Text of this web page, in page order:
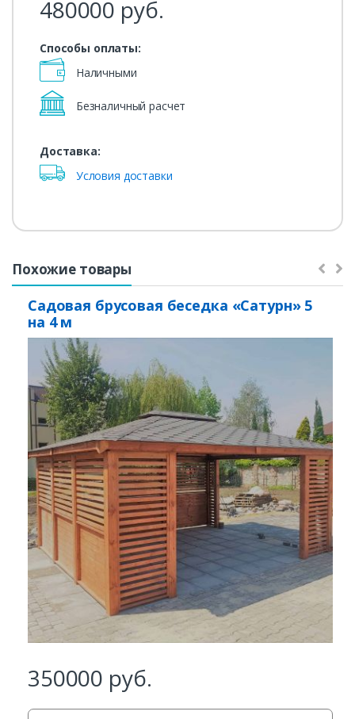
Заказать
Ваше имя*
480000 руб.
Способы оплаты:
Наличными
Безналичный расчет
Доставка:
Условия доставки
Похожие товары
Садовая брусовая беседка «Сатурн» 5
на 4 м
350000 руб.